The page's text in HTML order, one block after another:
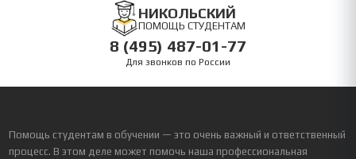
НИКОЛЬСКИЙ
ПОМОЩЬ СТУДЕНТАМ
8 (495) 487-01-77
Для звонков по России
Помощь студентам в обучении — это очень важный и ответственный
процесс. В этом деле может помочь наша профессиональная